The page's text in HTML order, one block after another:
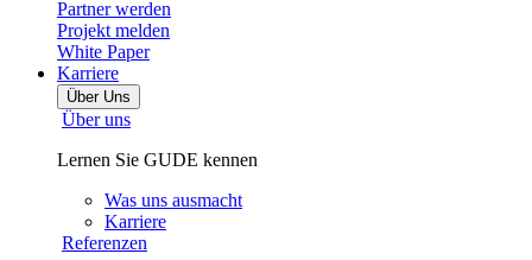
Partner werden
Projekt melden
White Paper
Karriere
Über Uns
Über uns
Lernen Sie GUDE kennen
Was uns ausmacht
Karriere
Referenzen